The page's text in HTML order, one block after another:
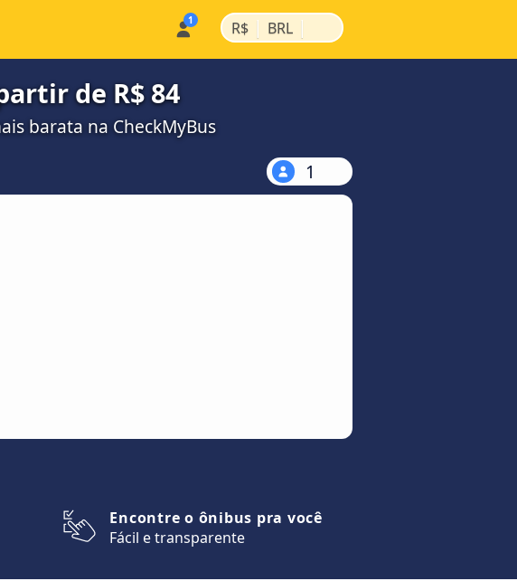
R$ | BRL |
de R$ 84
barata na CheckMyBus
1
Encontre o ônibus pra você
Fácil e transparente